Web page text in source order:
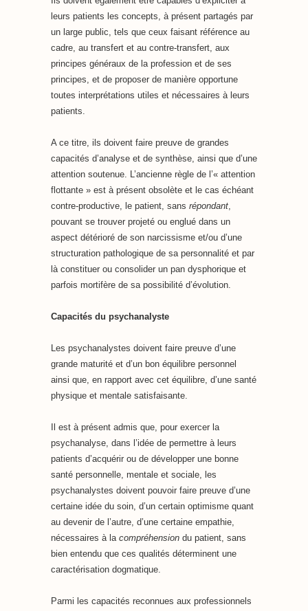
leurs patients les concepts, à présent partagés par
un large public, tels que ceux faisant référence au
cadre, au transfert et au contre-transfert, aux
principes généraux de la profession et de ses
principes, et de proposer de manière opportune
toutes interprétations utiles et nécessaires à leurs
patients.
A ce titre, ils doivent faire preuve de grandes
capacités d’analyse et de synthèse, ainsi que d’une
attention soutenue. L’ancienne règle de l’« attention
flottante » est à présent obsolète et le cas échéant
contre-productive, le patient, sans répondant,
pouvant se trouver projeté ou englué dans un
aspect détérioré de son narcissisme et/ou d’une
structuration pathologique de sa personnalité et par
là constituer ou consolider un pan dysphorique et
parfois mortifère de sa possibilité d’évolution.
Capacités du psychanalyste
Les psychanalystes doivent faire preuve d’une
grande maturité et d’un bon équilibre personnel
ainsi que, en rapport avec cet équilibre, d’une santé
physique et mentale satisfaisante.
Il est à présent admis que, pour exercer la
psychanalyse, dans l’idée de permettre à leurs
patients d’acquérir ou de développer une bonne
santé personnelle, mentale et sociale, les
psychanalystes doivent pouvoir faire preuve d’une
certaine idée du soin, d’un certain optimisme quant
au devenir de l’autre, d’une certaine empathie,
nécessaires à la compréhension du patient, sans
bien entendu que ces qualités déterminent une
caractérisation dogmatique.
Parmi les capacités reconnues aux professionnels